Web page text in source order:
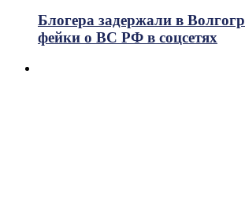
Блогера задержали в
фейки о ВС РФ в соцсетях